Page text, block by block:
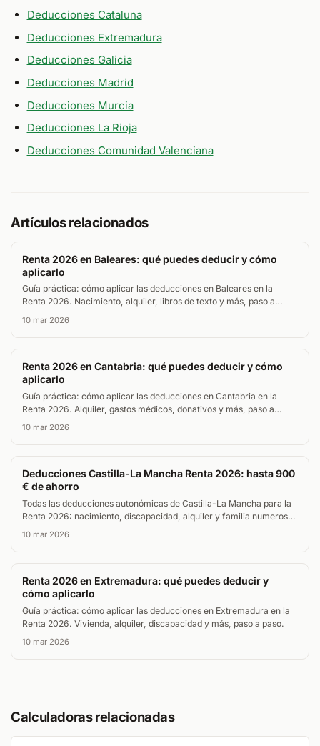
Deducciones Cataluna
Deducciones Extremadura
Deducciones Galicia
Deducciones Madrid
Deducciones Murcia
Deducciones La Rioja
Deducciones Comunidad Valenciana
Artículos relacionados
Renta 2026 en Baleares: qué puedes deducir y cómo
aplicarlo
Guía práctica: cómo aplicar las deducciones en Baleares en la
Renta 2026. Nacimiento, alquiler, libros de texto y más, paso a
paso.
10 mar 2026
Renta 2026 en Cantabria: qué puedes deducir y cómo
aplicarlo
Guía práctica: cómo aplicar las deducciones en Cantabria en la
Renta 2026. Alquiler, gastos médicos, donativos y más, paso a
paso.
10 mar 2026
Deducciones Castilla-La Mancha Renta 2026: hasta 900
€ de ahorro
Todas las deducciones autonómicas de Castilla-La Mancha para la
Renta 2026: nacimiento, discapacidad, alquiler y familia numerosa.
Requisitos, importes y calculadora online.
10 mar 2026
Renta 2026 en Extremadura: qué puedes deducir y
cómo aplicarlo
Guía práctica: cómo aplicar las deducciones en Extremadura en la
Renta 2026. Vivienda, alquiler, discapacidad y más, paso a paso.
10 mar 2026
Calculadoras relacionadas